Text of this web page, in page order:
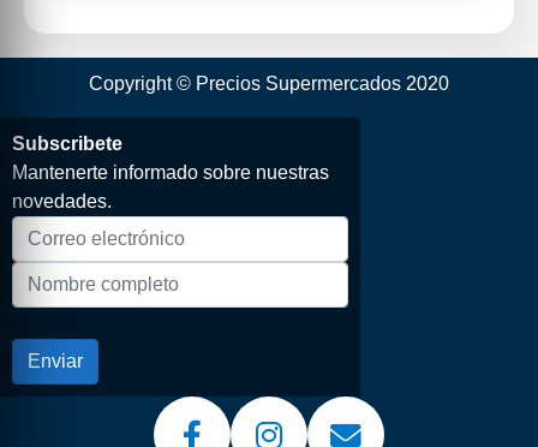
Copyright © Precios Supermercados 2020
Subscribete
Mantenerte informado sobre nuestras
novedades.